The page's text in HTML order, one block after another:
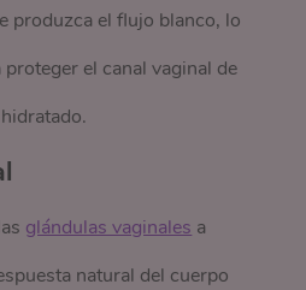
produzca el flujo blanco, lo
el canal vaginal de
glándulas vaginales a
natural del cuerpo